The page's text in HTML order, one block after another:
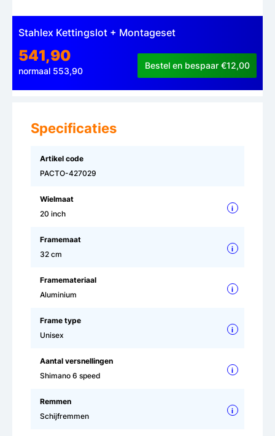
Stahlex Kettingslot + Montageset
541,90
normaal 553,90
Bestel en bespaar €12,00
Specificaties
Artikel code
PACTO-427029
Wielmaat
20 inch
i
Framemaat
32 cm
i
Framemateriaal
Aluminium
i
Frame type
Unisex
i
Aantal versnellingen
Shimano 6 speed
i
Remmen
Schijfremmen
i